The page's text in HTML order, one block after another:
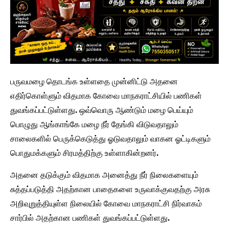
பருவமழை தொடங்க உள்ளதை முன்னிட்டு அதனை
எதிர்கொள்ளும் விதமாக கோவை மாநகராட்சியில் பணிகள்
துவங்கப்பட்டுள்ளது. ஒவ்வொரு ஆண்டும் மழை பெய்யும்
பொழுது ஆங்காங்கே மழை நீர் தேங்கி விடுவதாலும்
சாலைகளில் பெருக்கெடுத்து ஓடுவதாலும் வாகன ஓட்டிகளும்
பொதுமக்களும் சிரமத்திற்கு உள்ளாகின்றனர்.
அதனை தடுக்கும் விதமாக அனைத்து நீர் நிலைகளையும்
சுத்தப்படுத்தி அதற்கான பாதைகளை உருவாக்குவதற்கு அரசு
அறிவுறுத்தியுள்ள நிலையில் கோவை மாநகராட்சி நிர்வாகம்
சார்பில் அதற்கான பணிகள் துவங்கப்பட்டுள்ளது.